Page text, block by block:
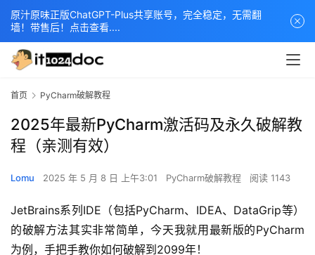
首页 PyCharm破解教程
2025年最新PyCharm激活码及永久破解教
程（亲测有效）
Lomu 2025 年 5 月 8 日 上午3:01 PyCharm破解教程 阅读 1143
JetBrains系列IDE（包括PyCharm、IDEA、DataGrip等）
的破解方法其实非常简单，今天我就用最新版的PyCharm
为例，手把手教你如何破解到2099年！
原汁原味正版ChatGPT-Plus共享账号，完全稳定，无需翻
墙！带售后！点击查看....